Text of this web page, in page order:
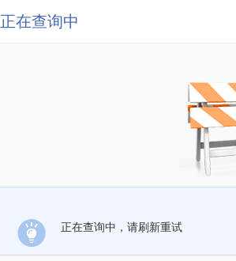
正在查询中
正在查询中，请刷新重试